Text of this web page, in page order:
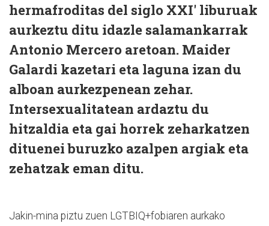
hermafroditas del siglo XXI' liburuak
aurkeztu ditu idazle salamankarrak
Antonio Mercero aretoan. Maider
Galardi kazetari eta laguna izan du
alboan aurkezpenean zehar.
Intersexualitatean ardaztu du
hitzaldia eta gai horrek zeharkatzen
dituenei buruzko azalpen argiak eta
zehatzak eman ditu.
Jakin-mina piztu zuen LGTBIQ+fobiaren aurkako